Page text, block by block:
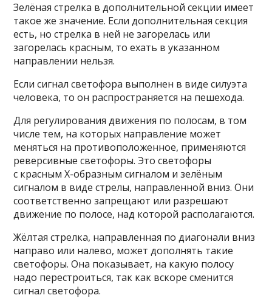
Зелёная стрелка в дополнительной секции имеет
такое же значение. Если дополнительная секция
есть, но стрелка в ней не загорелась или
загорелась красным, то ехать в указанном
направлении нельзя.
Если сигнал светофора выполнен в виде силуэта
человека, то он распространяется на пешехода.
Для регулирования движения по полосам, в том
числе тем, на которых направление может
меняться на противоположенное, применяются
реверсивные светофоры. Это светофоры
с красным X-образным сигналом и зелёным
сигналом в виде стрелы, направленной вниз. Они
соответственно запрещают или разрешают
движение по полосе, над которой располагаются.
Жёлтая стрелка, направленная по диагонали вниз
направо или налево, может дополнять такие
светофоры. Она показывает, на какую полосу
надо перестроиться, так как вскоре сменится
сигнал светофора.